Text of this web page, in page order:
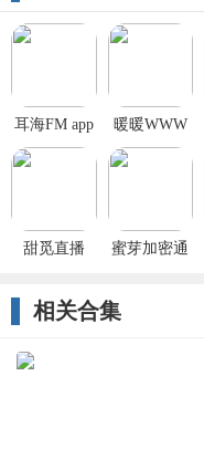
耳海FM app
暖暖WWW
视频免费高
清最新期入
甜觅直播
蜜芽加密通
相关合集